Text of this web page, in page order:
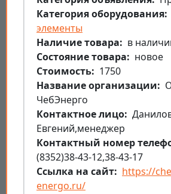
Категория оборудования
элементы
Наличие товара
в
Состояние товара
новое
Стоимость
1750
Название организации
ЧебЭнерго
Контактное лицо
Евгений,менеджер
Контактный номер
(8352)38-43-12,38-43-17
Ссылка на сайт
https://
energo.ru/